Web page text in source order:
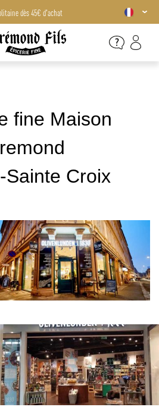
dès 45€ d'achat
dès 45€ d'achat
fine Maison
Sainte Croix